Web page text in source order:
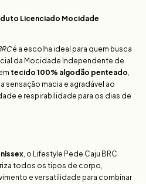
Licenciado Mocidade
é a escolha ideal para quem busca
da Mocidade Independente de
tecido 100% algodão penteado,
sensação macia e agradável ao
e respirabilidade para os dias de
, o Lifestyle Pede Caju BRC
todos os tipos de corpo,
e versatilidade para combinar